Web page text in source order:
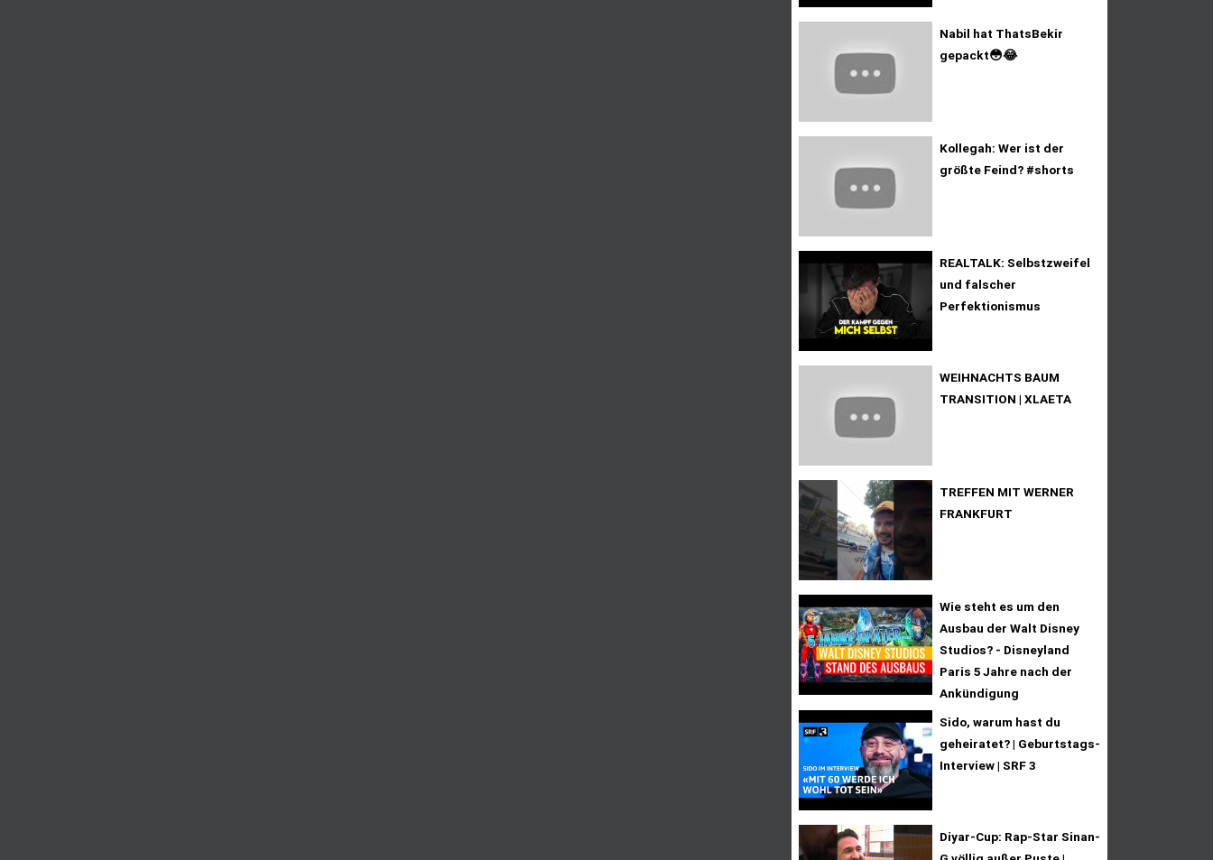
Nabil hat ThatsBekir
gepackt😳😂
Kollegah: Wer ist der
größte Feind? #shorts
REALTALK: Selbstzweifel
und falscher
Perfektionismus
WEIHNACHTS BAUM
TRANSITION | XLAETA
TREFFEN MIT WERNER
FRANKFURT
Wie steht es um den
Ausbau der Walt Disney
Studios? - Disneyland
Paris 5 Jahre nach der
Ankündigung
Sido, warum hast du
geheiratet? | Geburtstags-
Interview | SRF 3
Diyar-Cup: Rap-Star Sinan-